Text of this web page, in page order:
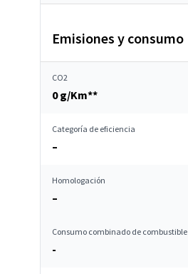
Emisiones y consumo
CO2
0 g/Km**
Categoría de eficiencia
–
Homologación
–
Consumo combinado de combustible
-